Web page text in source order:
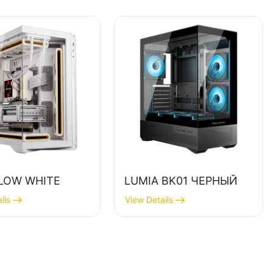
WHITE LUMIA BK01 ЧЕРНЫЙ
View Details